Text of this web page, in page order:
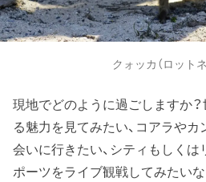
クォッカ（ロット
現地でどのように過ごしますか
る魅力を見てみたい、コアラや
会いに行きたい、シティもしくは
ポーツをライブ観戦してみたい